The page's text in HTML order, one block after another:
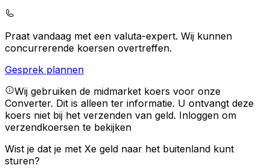
Praat vandaag met een valuta-expert. Wij kunnen
concurrerende koersen overtreffen.
Gesprek plannen
Wij gebruiken de midmarket koers voor onze
Converter. Dit is alleen ter informatie. U ontvangt deze
koers niet bij het verzenden van geld. Inloggen om
verzendkoersen te bekijken
Wist je dat je met Xe geld naar het buitenland kunt
sturen?